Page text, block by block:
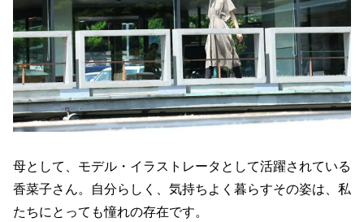
母として、モデル・イラストレータとして活躍されている
香菜子さん。自分らしく、気持ちよく暮らすその姿は、私
たちにとっても憧れの存在です。